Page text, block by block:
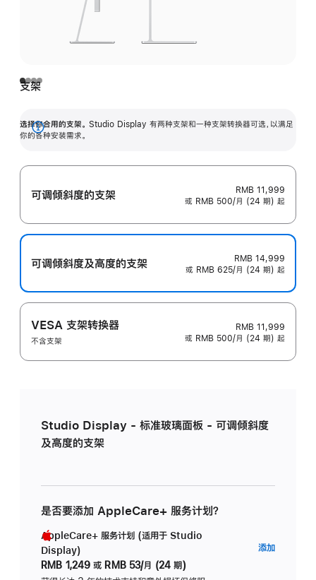
支架
选择你合用的支架。 Studio Display 有两种支架和一种支架转换器可选，以满足
你的各种安装需求。
展
可调倾斜度的支架
RMB 11,999
或 RMB 500/月 (24 期) 起
可调倾斜度及高‍度的支‍架
RMB 14,999
或 RMB 625/月 (24 期) 起
VESA 支架转换器
不含支架
RMB 11,999
或 RMB 500/月 (24 期) 起
Studio Display - 标准玻璃面板 - 可调倾斜度
及高度的支架
是否要添加 AppleCare+ 服务计划？
AppleCare+ 服务计划 (适用于 Studio
Display)
RMB 1,249 或 RMB 53/月 (24 期)
添加